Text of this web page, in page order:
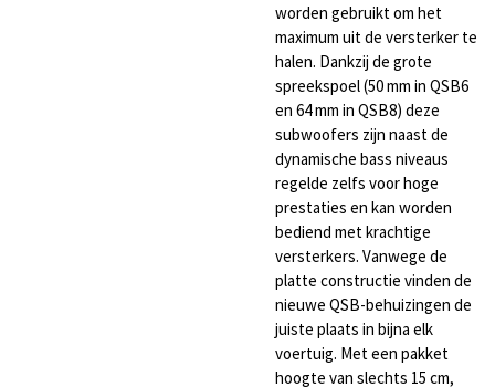
worden gebruikt om het
maximum uit de versterker te
halen. Dankzij de grote
spreekspoel (50 mm in QSB6
en 64 mm in QSB8) deze
subwoofers zijn naast de
dynamische bass niveaus
regelde zelfs voor hoge
prestaties en kan worden
bediend met krachtige
versterkers. Vanwege de
platte constructie vinden de
nieuwe QSB-behuizingen de
juiste plaats in bijna elk
voertuig. Met een pakket
hoogte van slechts 15 cm,